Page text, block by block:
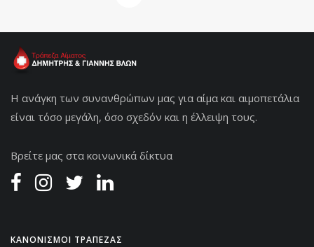
Η ανάγκη των συνανθρώπων μας για αίμα και αιμοπετάλια
είναι τόσο μεγάλη, όσο σχεδόν και η έλλειψη τους.
Βρείτε μας στα κοινωνικά δίκτυα
ΚΑΝΟΝΙΣΜΟΙ ΤΡΑΠΕΖΑΣ